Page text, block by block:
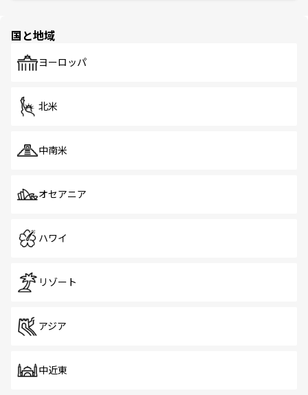
で、ホーカーズは地元の風情を楽しめる外せないスポット
国と地域
ヨーロッパ
北米
中南米
オセアニア
ハワイ
リゾート
アジア
中近東